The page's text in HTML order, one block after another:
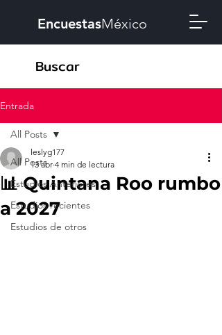
EncuestasMéxico
Entrada
All Posts
Estudios Anteriores
Estudios recientes
Estudios de otros
All Posts
📊 Quintana Roo rumbo
a 2027
leslyg177
13 abr 4 min de lectura